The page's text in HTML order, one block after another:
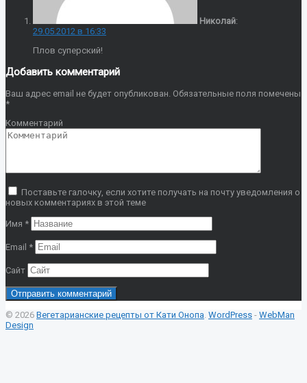
Николай:
29.05.2012 в 16:33
Плов суперский!
Добавить комментарий
Ваш адрес email не будет опубликован. Обязательные поля помечены
*
Комментарий
Поставьте галочку, если хотите получать на почту уведомления о
новых комментариях в этой теме
Имя *
Email *
Сайт
© 2026 Вегетарианские рецепты от Кати Онопа. WordPress - WebMan
Design